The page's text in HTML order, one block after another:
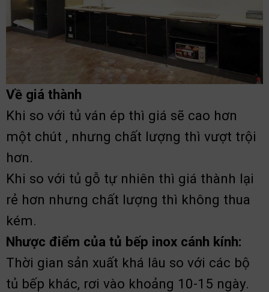
Về giá thành
Khi so với tủ ván ép thì giá sẽ cao hơn
một chút , nhưng chất lượng thì vượt trội
hơn.
Khi so với tủ gỗ tự nhiên thì giá thành lại
rẻ hơn nhưng chất lượng thì không thua
kém.
Nhược điểm của tủ bếp inox cánh kính:
Thời gian sản xuất khá lâu so với các bộ
tủ bếp khác, rơi vào khoảng 10-15 ngày.